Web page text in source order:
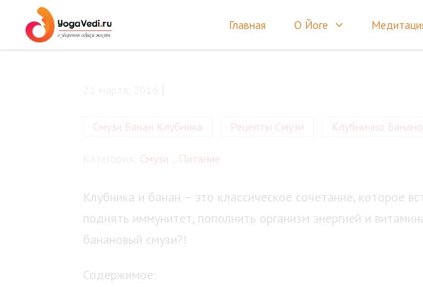
Главная О Йоге
Смузи Банан Клубника Рецепты Смузи Клубнично
Смузи Питание
Клубника и банан – это классическое сочетание, которое
поднять иммунитет, пополнить организм энергией и
банановый смузи?!
Содержимое: